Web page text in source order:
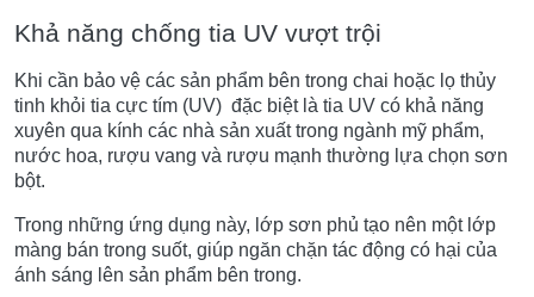
Khả năng chống tia UV vượt trội
Khi cần bảo vệ các sản phẩm bên trong chai hoặc lọ thủy
tinh khỏi tia cực tím (UV) đặc biệt là tia UV có khả năng
xuyên qua kính các nhà sản xuất trong ngành mỹ phẩm,
nước hoa, rượu vang và rượu mạnh thường lựa chọn sơn
bột.
Trong những ứng dụng này, lớp sơn phủ tạo nên một lớp
màng bán trong suốt, giúp ngăn chặn tác động có hại của
ánh sáng lên sản phẩm bên trong.